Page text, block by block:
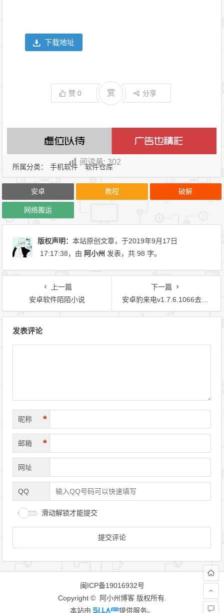
所属分类： 手机软件 软件仓库
阅读量: 302
下载地址
赞0 赏 分享
安卓 教程 破解
网络搬运
版权声明：本站原创文章，于2019年9月17日
17:17:38，由 阿小州 发表，共 98 字。
上一篇
安卓软件陌陌小说
下一篇
安卓豹来电v1.7.6.1066去广告破解版 炫酷来电动画
发表评论
昵称 *
邮箱 *
网址
QQ
滑动解锁才能提交
闽ICP备19016932号
Copyright © 阿小州博客 版权所有.
本站由
提供服务。